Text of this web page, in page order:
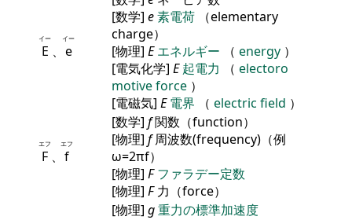
E
イー
、 e
イー
[数学] e素電荷
（elementary
charge）
[物理] E エネルギー （ energy ）
[電気化学] E 起電力 （ electoro
motive force ）
[電磁気] E 電界 （ electric field ）
F
エフ
、 f
エフ
[数学] f関数（function）
[物理] f周波数(frequency)（例
ω=2πf）
[物理] F ファラデー定数
[物理] F力（force）
[物理] g重力の標準加速度